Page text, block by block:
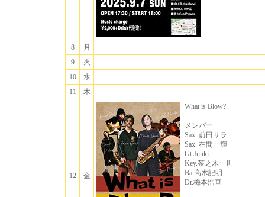
8
月
9
火
10
水
11
木
12 金
What is Blow?
メンバー
Sax. 前田サラ
Sax. 在間一輝
Gt.Junki
Key.茶之木一世
Ba.高木記明
Dr.梅本浩亘